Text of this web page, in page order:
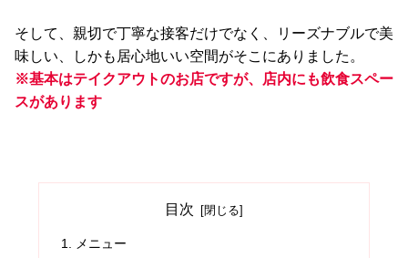
そして、親切で丁寧な接客だけでなく、リーズナブルで美
味しい、しかも居心地いい空間がそこにありました。
※基本はテイクアウトのお店ですが、店内にも飲食スペー
スがあります
目次
メニュー